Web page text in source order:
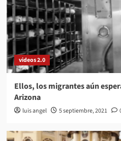
videos 2.0
Ellos, los migrantes aún
Arizona
luis angel 5 septiembre, 2021